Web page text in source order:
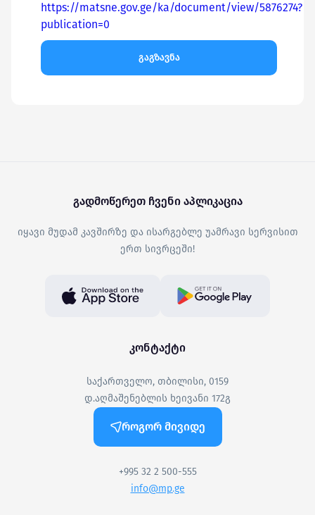
https://matsne.gov.ge/ka/document/view/5876274?
publication=0
გაგზავნა
გადმოწერეთ ჩვენი აპლიკაცია
იყავი მუდამ კავშირზე და ისარგებლე უამრავი სერვისით
ერთ სივრცეში!
კონტაქტი
საქართველო, თბილისი, 0159
დ.აღმაშენებლის ხეივანი 172გ
როგორ მივიდე
+995 32 2 500-555
info@mp.ge